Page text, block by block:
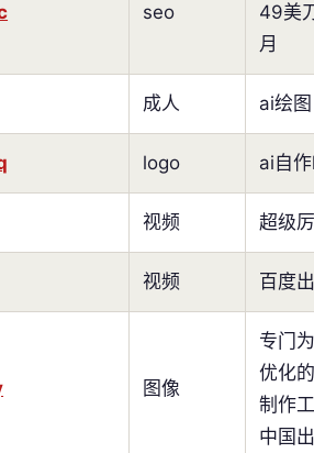
seo
49美
月
成人 ai绘图
logo ai自
视频 超级
视频 百度
图像
专门
优化
制作
中国